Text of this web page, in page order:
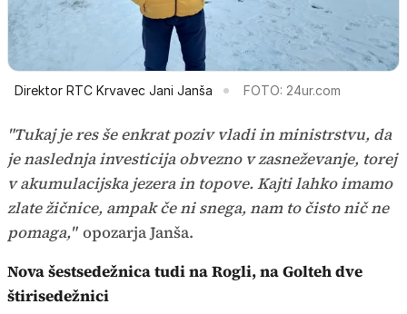
Direktor RTC Krvavec Jani Janša FOTO: 24ur.com
"Tukaj je res še enkrat poziv vladi in ministrstvu, da
je naslednja investicija obvezno v zasneževanje, torej
v akumulacijska jezera in topove. Kajti lahko imamo
zlate žičnice, ampak če ni snega, nam to čisto nič ne
pomaga," opozarja Janša.
Nova šestsedežnica tudi na Rogli, na Golteh dve
štirisedežnici